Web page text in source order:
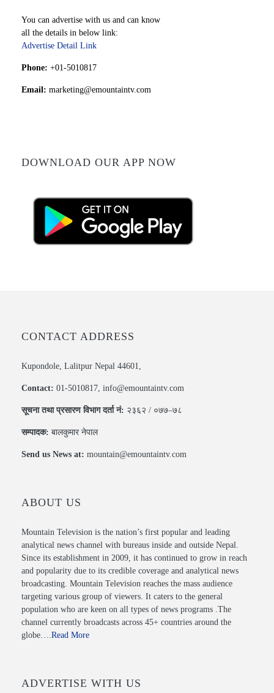
You can advertise with us and can know
all the details in below link:
Advertise Detail Link
Phone: +01-5010817
Email: marketing@emountaintv.com
DOWNLOAD OUR APP NOW
CONTACT ADDRESS
Kupondole, Lalitpur Nepal 44601,
Contact: 01-5010817, info@emountaintv.com
सूचना तथा प्रसारण विभाग दर्ता नं: २३६२ / ०७७–७८
सम्पादक: बालकुमार नेपाल
Send us News at: mountain@emountaintv.com
ABOUT US
Mountain Television is the nation’s first popular and leading
analytical news channel with bureaus inside and outside Nepal.
Since its establishment in 2009, it has continued to grow in reach
and popularity due to its credible coverage and analytical news
broadcasting. Mountain Television reaches the mass audience
targeting various group of viewers. It caters to the general
population who are keen on all types of news programs .The
channel currently broadcasts across 45+ countries around the
globe….Read More
ADVERTISE WITH US